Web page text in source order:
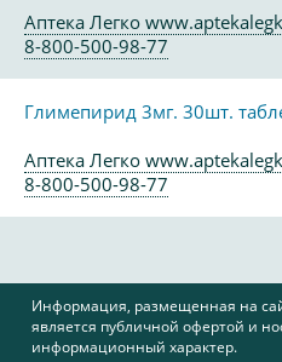
Аптека Легко
8-800-500-98-77
Глимепирид 3мг. 30шт.
Аптека Легко
8-800-500-98-77
Информация, размещенная на
является публичной офертой и
информационный характер.